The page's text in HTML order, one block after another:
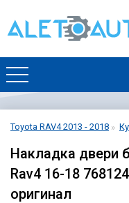
Toyota RAV4 2013 - 2018
Накладка двери
Rav4 16-18
оригинал